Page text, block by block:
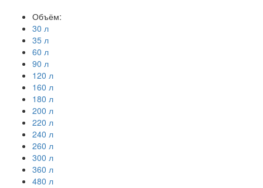
Объём:
30 л
35 л
60 л
90 л
120 л
160 л
180 л
200 л
220 л
240 л
260 л
300 л
360 л
480 л